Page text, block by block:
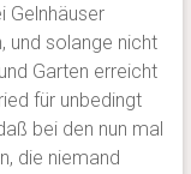
Gelnhäuser
und solange nicht
Garten erreicht
für unbedingt
bei den nun mal
die niemand